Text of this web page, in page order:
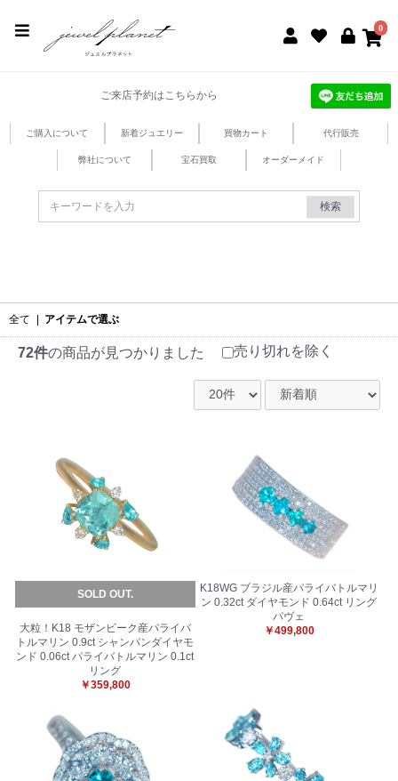
0
ご来店予約はこちらから
ご購入について 新着ジュエリー 買物カート 代行販売
弊社について 宝石買取 オーダーメイド
検索
全て アイテムで選ぶ
72件の商品が見つかりました 売り切れを除く
SOLD OUT.
大粒！K18 モザンビーク産パライバ
トルマリン 0.9ct シャンパンダイヤモ
ンド 0.06ct パライバトルマリン 0.1ct
リング
￥359,800
K18WG ブラジル産パライバトルマリ
ン 0.32ct ダイヤモンド 0.64ct リング
パヴェ
￥499,800